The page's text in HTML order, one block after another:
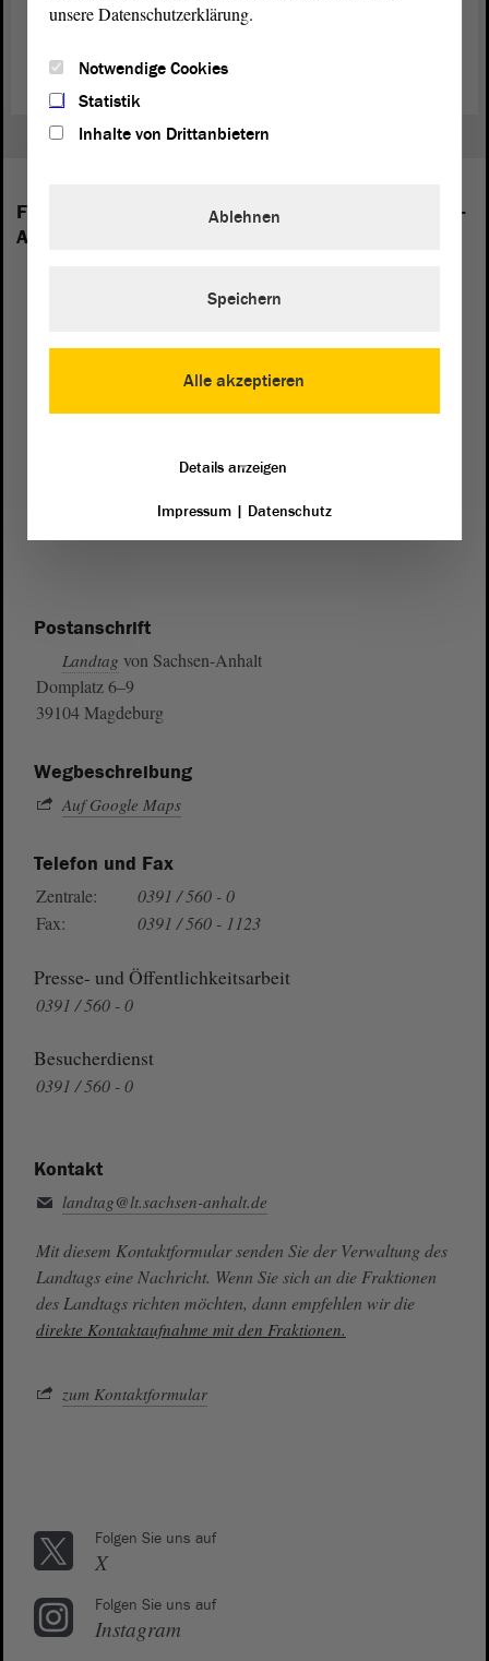
Folgende Fraktionen sind im Landtag von Sachsen-
Anhalt vertreten:
Postanschrift
Landtag von Sachsen-Anhalt
Domplatz 6–9
39104 Magdeburg
Wegbeschreibung
Auf Google Maps
Telefon und Fax
Zentrale:
0391 / 560 - 0
Fax:
0391 / 560 - 1123
Presse- und Öffentlichkeitsarbeit
0391 / 560 - 0
Besucherdienst
0391 / 560 - 0
Kontakt
landtag@lt.sachsen-anhalt.de
Mit diesem Kontaktformular senden Sie der Verwaltung des
Landtags eine Nachricht. Wenn Sie sich an die Fraktionen
des Landtags richten möchten, dann empfehlen wir die
direkte Kontaktaufnahme mit den Fraktionen.
zum Kontaktformular
Folgen Sie uns auf
X
Folgen Sie uns auf
Instagram
unsere Datenschutzerklärung.
Notwendige Cookies
Statistik
Inhalte von Drittanbietern
Alle akzeptieren
Ablehnen
Speichern
Details anzeigen
Impressum| Datenschutz